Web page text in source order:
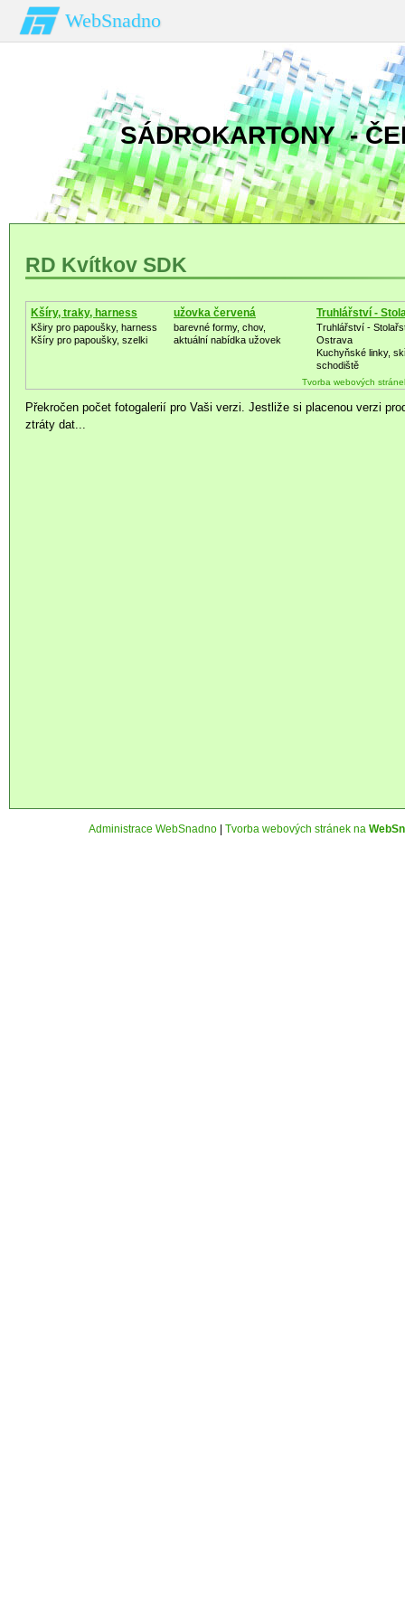
WebSnadno
SÁDROKARTONY -
RD Kvítkov SDK
Kšíry, traky, harness
Kširy pro papoušky, harness
Kšíry pro papoušky, szelki
užovka červená
barevné formy, chov,
aktuální nabídka užovek
Truhlářství -
Truhlářství -
Ostrava
Kuchyňské linky,
schodiště
Tvorba webových
Překročen počet fotogalerií pro Vaši verzi. Jestliže si placenou verzi
ztráty dat...
Administrace WebSnadno| Tvorba webových stránek na